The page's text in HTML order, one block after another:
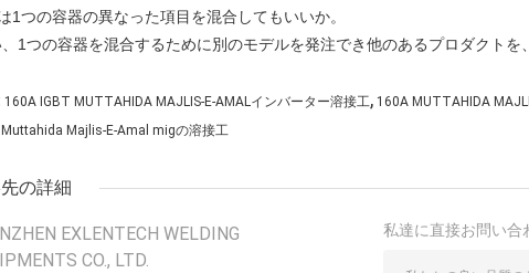
1つの容器の異なった項目を混合してもいいか。
、1つの容器を混合するために別のモデルを発注でき他のあるプロダクト
160A IGBT MUTTAHIDA MAJLIS-E-AMALインバーター溶接工, 160A MUTTAHIDA
Majlis-E-Amal migの溶接工
の詳細
EXLENTECH WELDING
CO., LTD.
私達に直接お問い合